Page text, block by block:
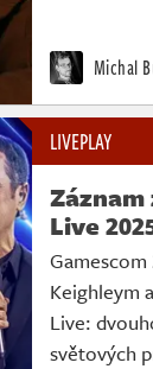
Michal
LIVEPLAY
Live
Keighleym
Live:
světových